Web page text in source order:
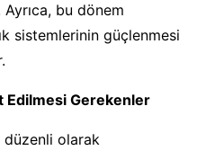
bu dönem
sistemlerinin güçlenmesi
Edilmesi Gerekenler
düzenli olarak